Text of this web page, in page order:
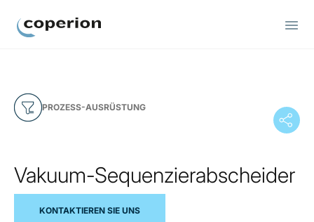
PROZESS-AUSRÜSTUNG
Vakuum-Sequenzierabscheider
KONTAKTIEREN SIE UNS